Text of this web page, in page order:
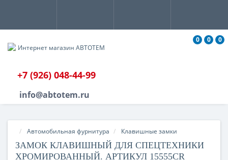
0 0 0
+7 (926) 048-44-99
info@abtotem.ru
Автомобильная фурнитура Клавишные замки
ЗАМОК КЛАВИШНЫЙ ДЛЯ СПЕЦТЕХНИКИ
ХРОМИРОВАННЫЙ. АРТИКУЛ 15555CR